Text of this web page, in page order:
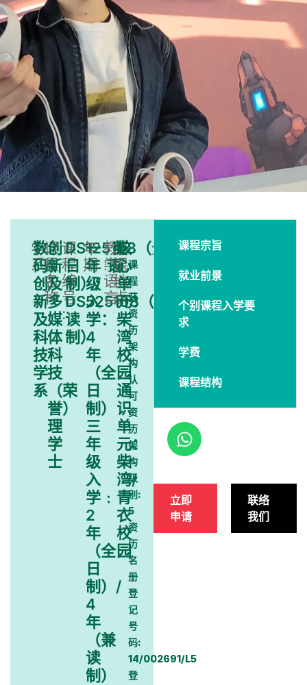
学
系﹕
数
码
创
新
及
科
技
学
系
课
程
名
称﹕
创
新
及
多
媒
体
科
技
（荣
誉）
理
学
士
课
程
编
号
:
DS125108（全
日
制）/
DS525108（兼
读
制）
年
期﹕
一
年
级
入
学：
4
年
（全
日
制）
三
年
级
入
学﹕
2
年
（全
日
制）/
4
年
（兼
读
制）
教
学
语
言﹕
英
语
上
课
地
点﹕
核
心
单
元：
柴
湾
校
园
通
识
单
元：
柴
湾/
青
衣
校
园
课
程
获
资
历
架
构
认
可
资
历
架
构
级
别:
5
资
历
名
册
登
记
号
码:
14/002691/L5
登
课程宗旨
就业前景
个别课程入学要
求
学费
课程结构
立即
申请
联络
我们